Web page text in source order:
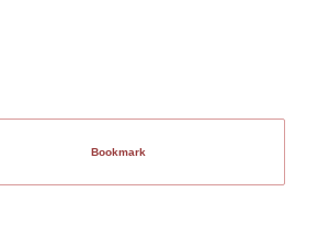
Bookmark